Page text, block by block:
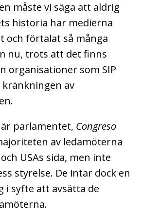
måste vi säga att aldrig
historia har medierna
och förtalat så många
nu, trots att det finns
organisationer som SIP
av
parlamentet, Congreso
av ledamöterna
USAs sida, men inte
styrelse. De intar dock en
i syfte att avsätta de